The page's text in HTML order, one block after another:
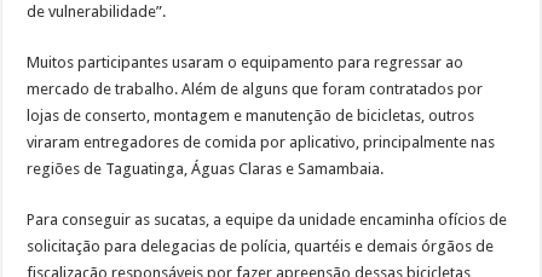
de vulnerabilidade”.
Muitos participantes usaram o equipamento para regressar ao
mercado de trabalho. Além de alguns que foram contratados por
lojas de conserto, montagem e manutenção de bicicletas, outros
viraram entregadores de comida por aplicativo, principalmente nas
regiões de Taguatinga, Águas Claras e Samambaia.
Para conseguir as sucatas, a equipe da unidade encaminha ofícios de
solicitação para delegacias de polícia, quartéis e demais órgãos de
fiscalização responsáveis por fazer apreensão dessas bicicletas